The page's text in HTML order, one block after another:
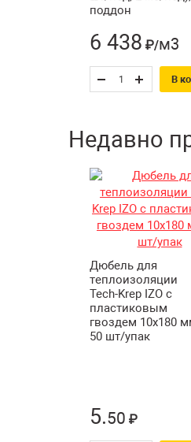
поддон
6 438 ₽/м3
В
Недавно
Дюбель для
теплоизоляции
Tech-Krep IZO с
пластиковым
гвоздем 10х180
50 шт/упак
5.50 ₽